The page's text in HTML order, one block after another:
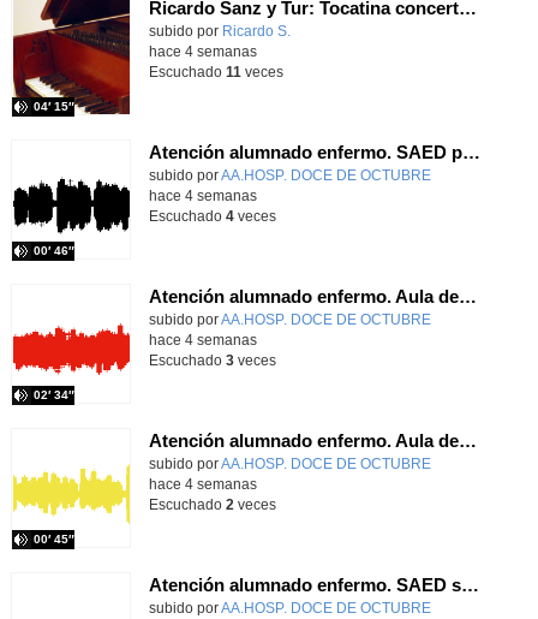
Ricardo Sanz y Tur: Tocatina concertante al aire español
subido por Ricardo S.
04′ 15″
hace 4 semanas
Escuchado 11 veces
Atención alumnado enfermo. SAED primaria. José Nesh-Nash García
Contenido educativo.
subido porAA.HOSP. DOCE DE OCTUBRE
00′ 46″
-
hace 4 semanas
Escuchado 4veces
Atención alumnado enfermo. Aula dentro del hospital. Sara Martín Fernández.
Contenido educativo.
subido porAA.HOSP. DOCE DE OCTUBRE
02′ 34″
-
hace 4 semanas
Escuchado 3veces
Atención alumnado enfermo. Aula dentro del hospital. Rosa María Poza Hervás
Contenido educativo.
subido porAA.HOSP. DOCE DE OCTUBRE
00′ 45″
-
hace 4 semanas
Escuchado 2 veces
Atención alumnado enfermo. SAED secundaria. Charo Villamariz Cid.
Contenido educativo.
subido porAA.HOSP. DOCE DE OCTUBRE-